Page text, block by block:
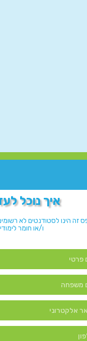
איך נוכל
זה הינו לסטודנטים לא
ו/או חומר